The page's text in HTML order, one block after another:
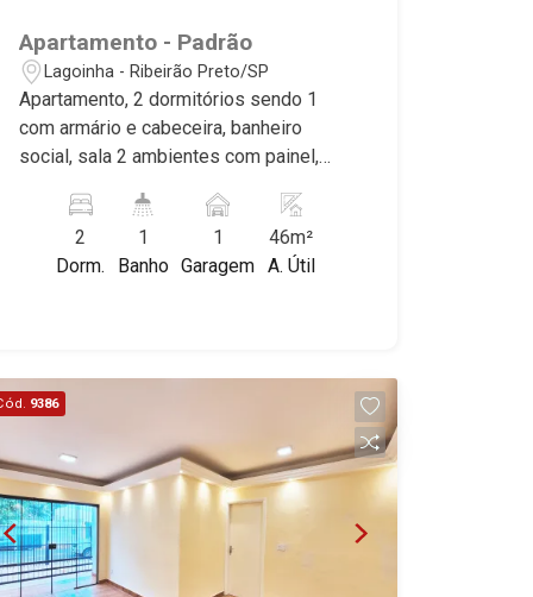
Apartamento - Padrão
Lagoinha - Ribeirão Preto/SP
Apartamento, 2 dormitórios sendo 1
com armário e cabeceira, banheiro
social, sala 2 ambientes com painel,
vaga coberta, excelente localização,
próximo ao Tonin Super Atacado.
Martinelli Imobiliária, referência no
Vista | Ribeirão Preto.
2
Dorm.
1
Banho
1
Garagem
46m²
A. Útil
9386